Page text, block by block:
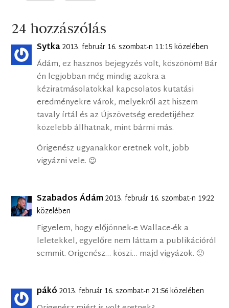
24 hozzászólás
Sytka2013. február 16. szombat-n 11:15 közelében
Ádám, ez hasznos bejegyzés volt, köszönöm! Bár
én legjobban még mindig azokra a
kéziratmásolatokkal kapcsolatos kutatási
eredményekre várok, melyekről azt hiszem
tavaly írtál és az Újszövetség eredetijéhez
közelebb állhatnak, mint bármi más.
Órigenész ugyanakkor eretnek volt, jobb
vigyázni vele. 😉
Szabados Ádám2013. február 16. szombat-n 19:22
közelében
Figyelem, hogy előjönnek-e Wallace-ék a
leletekkel, egyelőre nem láttam a publikációról
semmit. Origenész… köszi… majd vigyázok. 🙂
pákó 2013. február 16. szombat-n 21:56 közelében